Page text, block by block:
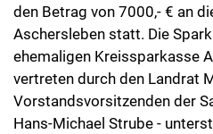
den Betrag von 7000,- € an
Aschersleben statt. Die
ehemaligen Kreissparkasse
vertreten durch den Landrat
Vorstandsvorsitzenden der
Hans-Michael Strube -